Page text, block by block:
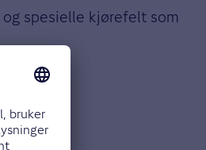
spesielle kjørefelt som